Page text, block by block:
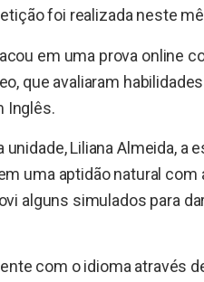
foi realizada neste
em uma prova online
que avaliaram
Inglês.
Liliana Almeida, a
uma aptidão natural com
alguns simulados para
com o idioma através